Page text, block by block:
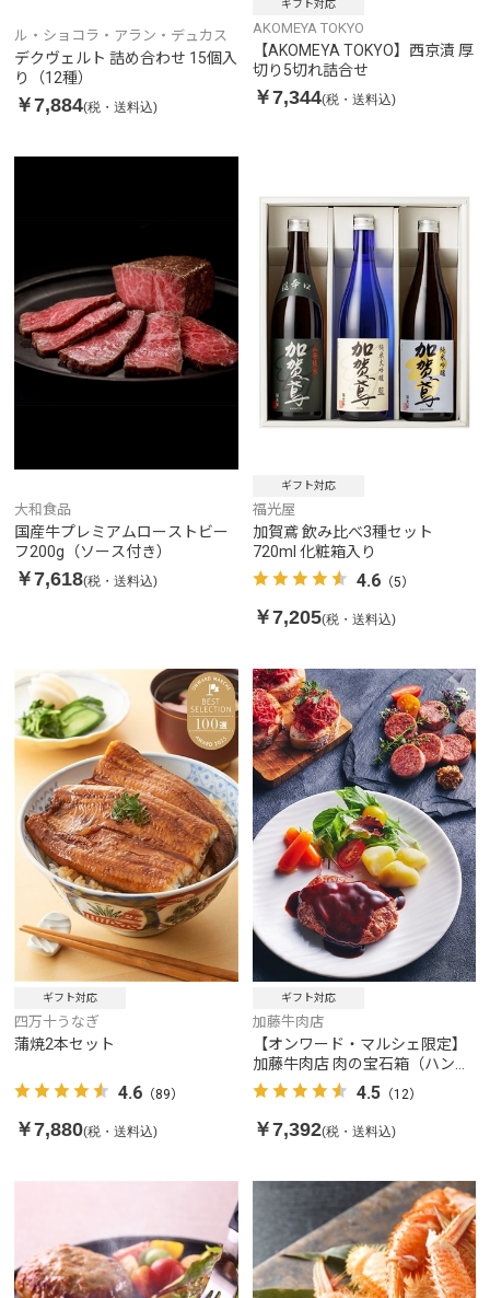
ル・ショコラ・アラン・デュカス
デクヴェルト 詰め合わせ 15個入
り（12種）
￥7,884(税・送料込)
ギフト対応
AKOMEYA TOKYO
【AKOMEYA TOKYO】西京漬 厚
切り5切れ詰合せ
￥7,344(税・送料込)
大和食品
国産牛プレミアムローストビー
フ200g（ソース付き）
￥7,618(税・送料込)
ギフト対応
福光屋
加賀鳶 飲み比べ3種セット
720ml 化粧箱入り
4.6（5）
￥7,205(税・送料込)
ギフト対応
四万十うなぎ
蒲焼2本セット
4.6 （89）
￥7,880(税・送料込)
ギフト対応
加藤牛肉店
【オンワード・マルシェ限定】
加藤牛肉店 肉の宝石箱（ハンバ
ーグセット）
4.5（12）
￥7,392(税・送料込)